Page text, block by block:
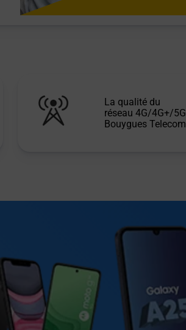
La qualité du
réseau 4G/4G+/5G
Bouygues Telecom